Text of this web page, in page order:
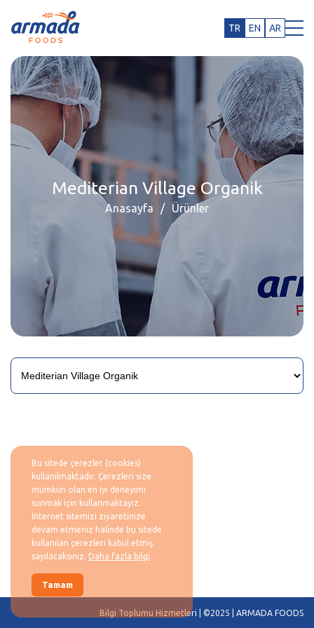
TR EN AR
Mediterian Village Organik
Anasayfa Ürünler
Bilgi Toplumu Hizmetleri | ©2025 | ARMADA FOODS
Bu sitede çerezler (cookies)
kullanılmaktadır. Çerezleri size
mümkün olan en iyi deneyimi
sunmak için kullanmaktayız.
İnternet sitemizi ziyaretinize
devam etmeniz halinde bu sitede
kullanılan çerezleri kabul etmiş
sayılacaksınız. Daha fazla bilgi
Tamam